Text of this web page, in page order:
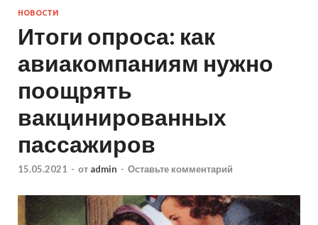
НОВОСТИ
Итоги опроса: как
авиакомпаниям нужно
поощрять
вакцинированных
пассажиров
15.05.2021 - от admin - Оставьте комментарий